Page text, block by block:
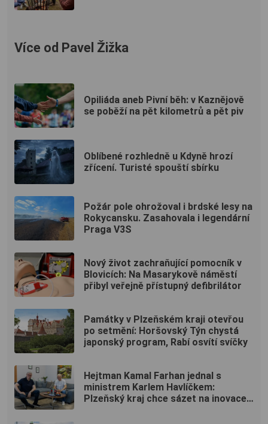
Více od Pavel Žižka
Opiliáda aneb Pivní běh: v Kaznějově
se poběží na pět kilometrů a pět piv
Oblíbené rozhledně u Kdyně hrozí
zřícení. Turisté spouští sbírku
Požár pole ohrožoval i brdské lesy na
Rokycansku. Zasahovala i legendární
Praga V3S
Nový život zachraňující pomocník v
Blovicích: Na Masarykově náměstí
přibyl veřejně přístupný defibrilátor
Památky v Plzeňském kraji otevřou
po setmění: Horšovský Týn chystá
japonský program, Rabí osvítí svíčky
Hejtman Kamal Farhan jednal s
ministrem Karlem Havlíčkem:
Plzeňský kraj chce sázet na inovace